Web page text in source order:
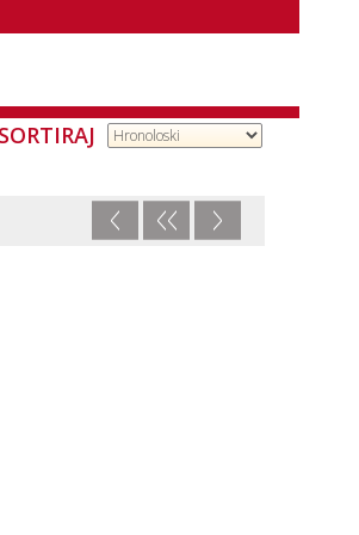
SORTIRAJ
< << >